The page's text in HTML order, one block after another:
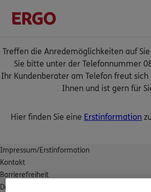
Treffen die Anredemöglichkeiten auf
Sie bitte unter der Telefonnummer
Ihr Kundenberater am Telefon freut sich
Ihnen und ist gern für
Hier finden Sie eine Erstinformation
Impressum/Erstinformation
Kontakt
Barrierefreiheit
Datenschutz